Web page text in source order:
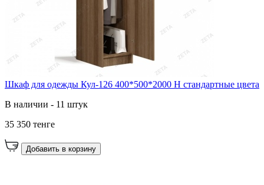
Шкаф для одежды Кул-126 400*500*2000 Н стандартные цвета
В наличии - 11 штук
35 350 тенге
Добавить в корзину